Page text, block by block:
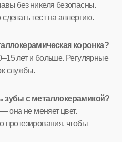
без никеля безопасны.
тест на аллергию.
коронка?
лет и больше. Регулярные
службы.
зубы с металлокерамикой?
она не меняет цвет.
протезирования, чтобы